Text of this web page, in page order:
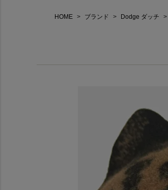
HOME ブランド Dodge ダッチ